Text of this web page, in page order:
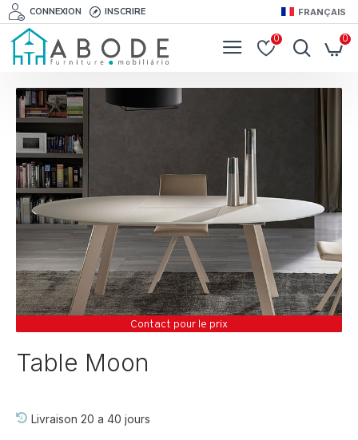
CONNEXION INSCRIRE FRANÇAIS
0 0
Contact pour le prix
Table Moon
Livraison 20 a 40 jours